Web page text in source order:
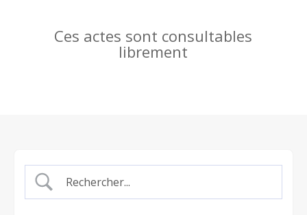
Ces actes sont consultables
librement